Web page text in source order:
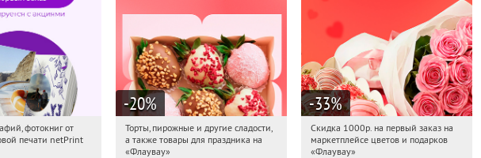
Получили:
фотокниг от
печати netPrint
-20%
11:08:18 Получили:
Россия
Торты, пирожные и другие сладости,
а также товары для праздника на
«Флаувау»
-33%
11:08:18 Получили:
Россия
Скидка 1000р. на первый заказ на
маркетплейсе цветов и подарков
«Флаувау»